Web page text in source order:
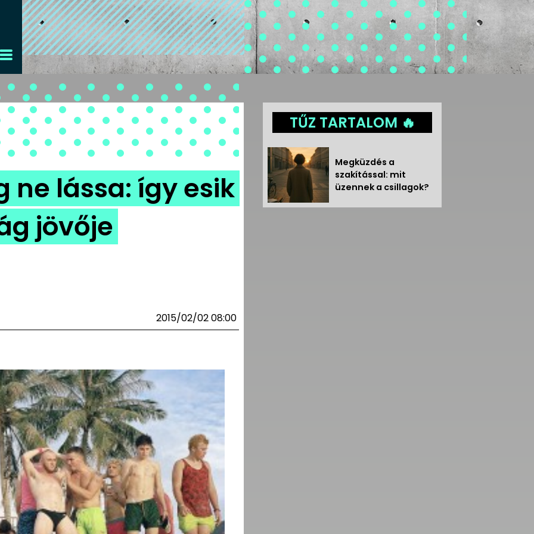
ne lássa: így esik
jövője
2015/02/02 08:00
TŰZ TARTALOM 🔥
Megküzdés a
szakítással: mit
üzennek a csillagok?